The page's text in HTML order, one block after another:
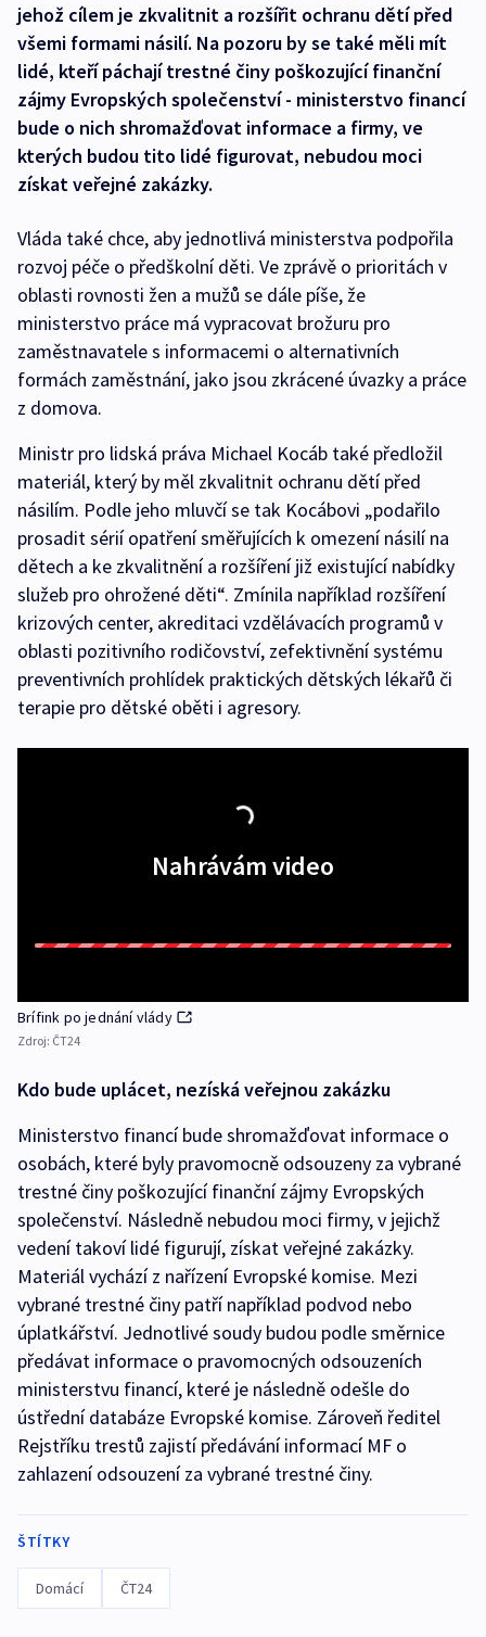
jehož cílem je zkvalitnit a rozšířit ochranu dětí před
všemi formami násilí. Na pozoru by se také měli mít
lidé, kteří páchají trestné činy poškozující finanční
zájmy Evropských společenství - ministerstvo financí
bude o nich shromažďovat informace a firmy, ve
kterých budou tito lidé figurovat, nebudou moci
získat veřejné zakázky.
Vláda také chce, aby jednotlivá ministerstva podpořila
rozvoj péče o předškolní děti. Ve zprávě o prioritách v
oblasti rovnosti žen a mužů se dále píše, že
ministerstvo práce má vypracovat brožuru pro
zaměstnavatele s informacemi o alternativních
formách zaměstnání, jako jsou zkrácené úvazky a práce
z domova.
Ministr pro lidská práva Michael Kocáb také předložil
materiál, který by měl zkvalitnit ochranu dětí před
násilím. Podle jeho mluvčí se tak Kocábovi „podařilo
prosadit sérií opatření směřujících k omezení násilí na
dětech a ke zkvalitnění a rozšíření již existující nabídky
služeb pro ohrožené děti“. Zmínila například rozšíření
krizových center, akreditaci vzdělávacích programů v
oblasti pozitivního rodičovství, zefektivnění systému
preventivních prohlídek praktických dětských lékařů či
terapie pro dětské oběti i agresory.
Nahrávám video
Brífink po jednání vlády
Zdroj: ČT24
Kdo bude uplácet, nezíská veřejnou zakázku
Ministerstvo financí bude shromažďovat informace o
osobách, které byly pravomocně odsouzeny za vybrané
trestné činy poškozující finanční zájmy Evropských
společenství. Následně nebudou moci firmy, v jejichž
vedení takoví lidé figurují, získat veřejné zakázky.
Materiál vychází z nařízení Evropské komise. Mezi
vybrané trestné činy patří například podvod nebo
úplatkářství. Jednotlivé soudy budou podle směrnice
předávat informace o pravomocných odsouzeních
ministerstvu financí, které je následně odešle do
ústřední databáze Evropské komise. Zároveň ředitel
Rejstříku trestů zajistí předávání informací MF o
zahlazení odsouzení za vybrané trestné činy.
ŠTÍTKY
Domácí ČT24